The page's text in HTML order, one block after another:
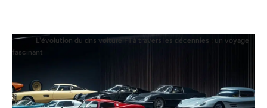
L'évolution du dns voiture F1 à travers les décennies : un voyage
fascinant